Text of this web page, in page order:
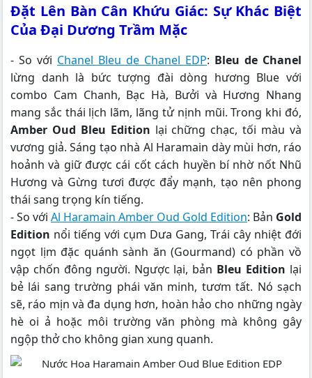
Đặt Lên Bàn Cân Khứu Giác: Sự Khác Biệt
Của Đại Dương Trầm Mặc
- So với Chanel Bleu de Chanel EDP: Bleu de Chanel
lừng danh là bức tượng đài dòng hương Blue với
combo Cam Chanh, Bạc Hà, Bưởi và Hương Nhang
mang sắc thái lịch lãm, lãng tử nịnh mũi. Trong khi đó,
Amber Oud Bleu Edition lại chững chạc, tối màu và
vương giả. Sáng tạo nhà Al Haramain dày mùi hơn, ráo
hoảnh và giữ được cái cốt cách huyền bí nhờ nốt Nhũ
Hương và Gừng tươi được đẩy mạnh, tạo nên phong
thái sang trọng kín tiếng.
- So với Al Haramain Amber Oud Gold Edition: Bản Gold
Edition nổi tiếng với cụm Dưa Gang, Trái cây nhiệt đới
ngọt lịm đặc quánh sành ăn (Gourmand) có phần vồ
vập chốn đông người. Ngược lại, bản Bleu Edition lại
bẻ lái sang trường phái văn minh, tươm tất. Nó sạch
sẽ, ráo mịn và đa dụng hơn, hoàn hảo cho những ngày
hè oi ả hoặc môi trường văn phòng mà không gây
ngộp thở cho không gian xung quanh.